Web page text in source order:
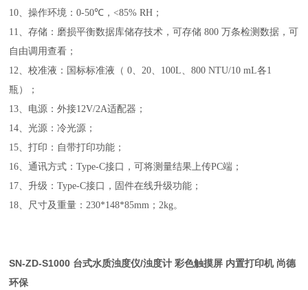
10、操作环境：0-50℃，<85% RH ；
11、存储：磨损平衡数据库储存技术，可存储800万条检测数据，可
自由调用查看；
12、校准液：国标标准液（0、20、 100L、800 NTU/10 mL各1
瓶）；
13、电源：外接12V/2A适配器；
14、光源：冷光源；
15、打印：自带打印功能；
16、通讯方式：Type-C接口，可将测量结果上传PC端；
17、升级：Type-C接口，固件在线升级功能；
18、尺寸及重量：230*148*85mm ；2kg。
SN-ZD-S1000 台式水质浊度仪/浊度计 彩色触摸屏 内置打印机 尚德
环保